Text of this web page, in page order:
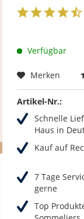
Verfügbar
Merken
Artikel-Nr.:
Schnelle
Haus in
Kauf auf
7 Tage
gerne
Top